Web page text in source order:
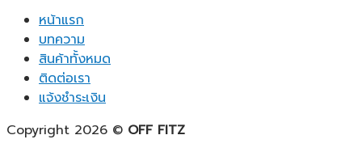
หน้าแรก
บทความ
สินค้าทั้งหมด
ติดต่อเรา
แจ้งชำระเงิน
Copyright 2026 © OFF FITZ